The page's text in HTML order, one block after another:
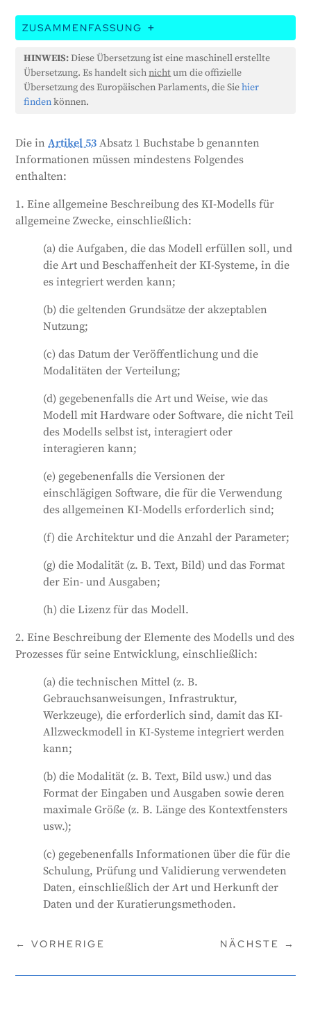
ZUSAMMENFASSUNG
Artikel 53 verpflichtet die Anbieter von KI-Modellen
für allgemeine Zwecke, denjenigen, die diese
Modelle in ihre KI-Systeme integrieren, detaillierte
Informationen zur Verfügung zu stellen. In diesem
Beschreibung des KI-Modells, seiner beabsichtigten
Aufgaben, der Art und Weise, wie es in andere
Systeme integriert werden kann, seines
Veröffentlichungsdatums und seiner
Vertriebsmethoden sowie seines Zusammenwirkens
Informationen über die Architektur des Modells, die
Eingabe- und Ausgabeformate und die Lizenzierung
erforderlich. Darüber hinaus müssen die Anbieter
einschließlich der technischen Anforderungen für
die Integration, der für Training und Tests
verwendeten Daten und der
Datenbeschaffungsmethoden.
HINWEIS:Diese Übersetzung ist eine maschinell erstellte
Übersetzung. Es handelt sichnichtum die offizielle
Übersetzung des Europäischen Parlaments, die Siehier
findenkönnen.
Die inArtikel 53 Absatz 1 Buchstabe b genannten
Informationen müssen mindestens Folgendes
enthalten:
1. Eine allgemeine Beschreibung des KI-Modells für
allgemeine Zwecke, einschließlich:
(a) die Aufgaben, die das Modell erfüllen soll, und
die Art und Beschaffenheit der KI-Systeme, in die
es integriert werden kann;
(b) die geltenden Grundsätze der akzeptablen
Nutzung;
(c) das Datum der Veröffentlichung und die
Modalitäten der Verteilung;
(d) gegebenenfalls die Art und Weise, wie das
Modell mit Hardware oder Software, die nicht Teil
des Modells selbst ist, interagiert oder
interagieren kann;
(e) gegebenenfalls die Versionen der
einschlägigen Software, die für die Verwendung
des allgemeinen KI-Modells erforderlich sind;
(f) die Architektur und die Anzahl der Parameter;
(g) die Modalität (z. B. Text, Bild) und das Format
der Ein- und Ausgaben;
(h) die Lizenz für das Modell.
2. Eine Beschreibung der Elemente des Modells und des
Prozesses für seine Entwicklung, einschließlich:
(a) die technischen Mittel (z. B.
Gebrauchsanweisungen, Infrastruktur,
Werkzeuge), die erforderlich sind, damit das KI-
Allzweckmodell in KI-Systeme integriert werden
kann;
(b) die Modalität (z. B. Text, Bild usw.) und das
Format der Eingaben und Ausgaben sowie deren
maximale Größe (z. B. Länge des Kontextfensters
usw.);
(c) gegebenenfalls Informationen über die für die
Schulung, Prüfung und Validierung verwendeten
Daten, einschließlich der Art und Herkunft der
Daten und der Kuratierungsmethoden.
←VORHERIGE NÄCHSTE →